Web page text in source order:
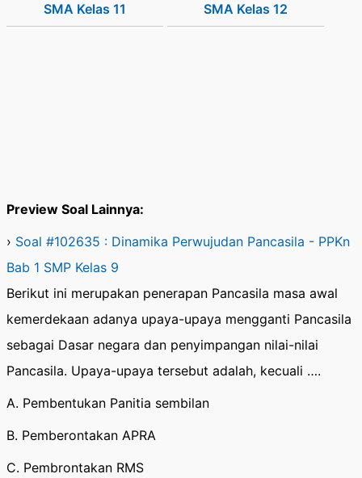
SMA Kelas 11 SMA Kelas 12
Preview Soal Lainnya:
› Soal #102635 : Dinamika Perwujudan Pancasila - PPKn
Bab 1 SMP Kelas 9
Berikut ini merupakan penerapan Pancasila masa awal
kemerdekaan adanya upaya-upaya mengganti Pancasila
sebagai Dasar negara dan penyimpangan nilai-nilai
Pancasila. Upaya-upaya tersebut adalah, kecuali ….
A. Pembentukan Panitia sembilan
B. Pemberontakan APRA
C. Pembrontakan RMS